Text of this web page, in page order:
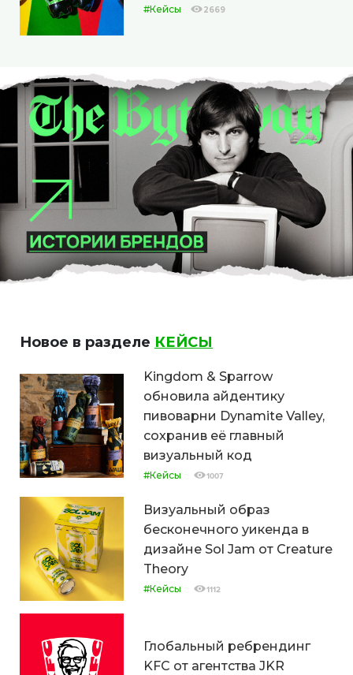
#Кейсы 2669
Новое в разделе КЕЙСЫ
Kingdom & Sparrow
обновила айдентику
пивоварни Dynamite Valley,
сохранив её главный
визуальный код
#Кейсы 1007
Визуальный образ
бесконечного уикенда в
дизайне Sol Jam от Creature
Theory
#Кейсы 1112
Глобальный ребрендинг
KFC от агентства JKR